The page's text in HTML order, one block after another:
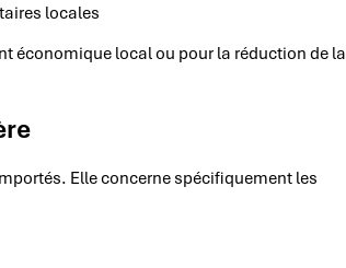
locales
économique local ou pour la réduction de la
Elle concerne spécifiquement les